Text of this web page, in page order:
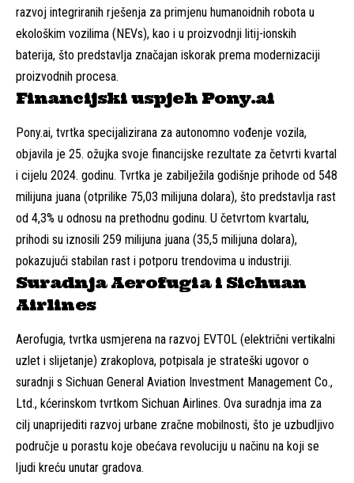
razvoj integriranih rješenja za primjenu humanoidnih robota u
ekološkim vozilima (NEVs), kao i u proizvodnji litij-ionskih
baterija, što predstavlja značajan iskorak prema modernizaciji
proizvodnih procesa.
Financijski uspjeh Pony.ai
Pony.ai, tvrtka specijalizirana za autonomno vođenje vozila,
objavila je 25. ožujka svoje financijske rezultate za četvrti kvartal
i cijelu 2024. godinu. Tvrtka je zabilježila godišnje prihode od 548
milijuna juana (otprilike 75,03 milijuna dolara), što predstavlja rast
od 4,3% u odnosu na prethodnu godinu. U četvrtom kvartalu,
prihodi su iznosili 259 milijuna juana (35,5 milijuna dolara),
pokazujući stabilan rast i potporu trendovima u industriji.
Suradnja Aerofugia i Sichuan
Airlines
Aerofugia, tvrtka usmjerena na razvoj EVTOL (električni vertikalni
uzlet i slijetanje) zrakoplova, potpisala je strateški ugovor o
suradnji s Sichuan General Aviation Investment Management Co.,
Ltd., kćerinskom tvrtkom Sichuan Airlines. Ova suradnja ima za
cilj unaprijediti razvoj urbane zračne mobilnosti, što je uzbudljivo
područje u porastu koje obećava revoluciju u načinu na koji se
ljudi kreću unutar gradova.